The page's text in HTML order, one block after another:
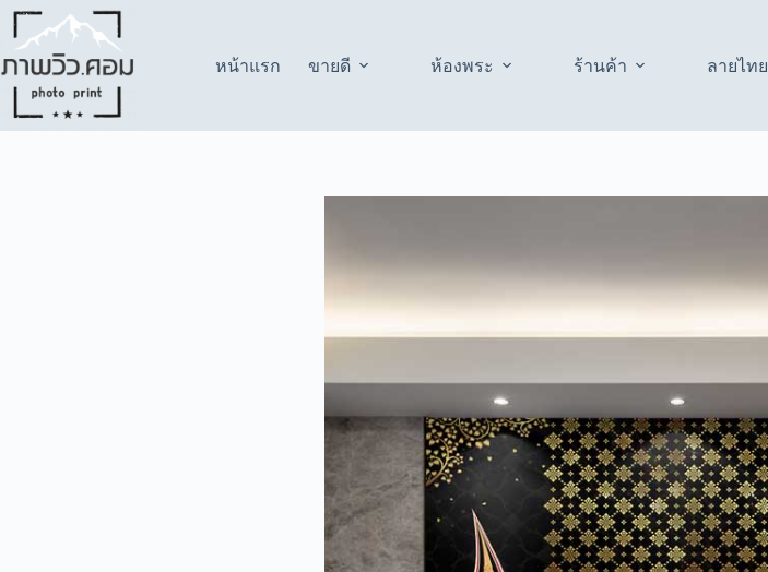
Skip
content
หน้าแรก
ขายดี ห้องพระ ร้านค้า ลายไทย